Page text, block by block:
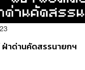
าด่านคัดสรรนายกฯ